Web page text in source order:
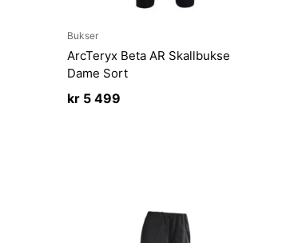
Bukser
ArcTeryx Beta AR Skallbukse
Dame Sort
kr 5 499